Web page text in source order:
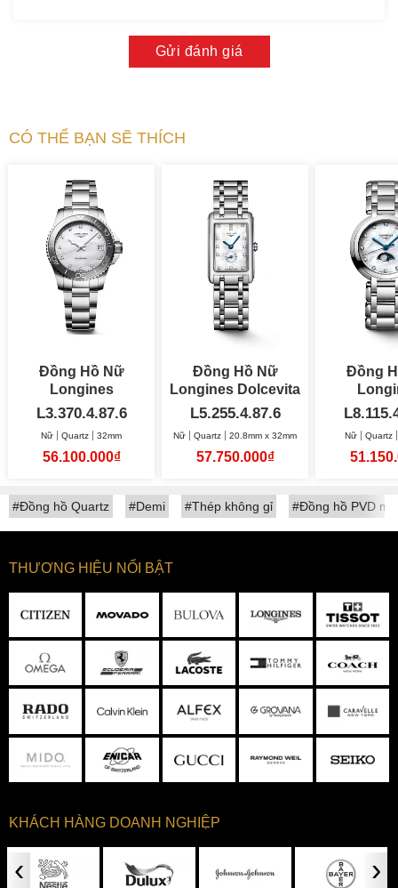
Gửi đánh giá
CÓ THỂ BẠN SẼ THÍCH
Đồng Hồ Nữ
Longines
HydroConquest
L3.370.4.87.6
Nữ Quartz 32mm
56.100.000₫
Đồng Hồ Nữ
Longines Dolcevita
20.8x32mm
L5.255.4.87.6
Nữ Quartz 20.8mm x 32mm
57.750.000₫
Đồng
Nữ Quartz
#Đồng hồ Quartz #Demi #Thép không gỉ #Đồng hồ PVD
THƯƠNG HIỆU NỔI BẬT
KHÁCH HÀNG DOANH NGHIỆP
‹ ›